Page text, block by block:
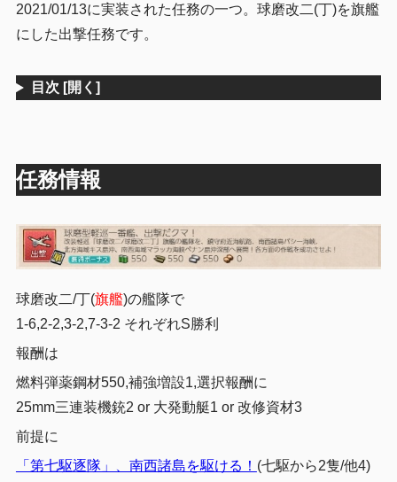
2021/01/13に実装された任務の一つ。球磨改二(丁)を旗艦
にした出撃任務です。
目次 [開く]
任務情報
球磨改二/丁(旗艦)の艦隊で
1-6,2-2,3-2,7-3-2 それぞれS勝利
報酬は
燃料弾薬鋼材550,補強増設1,選択報酬に
25mm三連装機銃2 or 大発動艇1 or 改修資材3
前提に
「第七駆逐隊」、南西諸島を駆ける！ (七駆から2隻/他4)